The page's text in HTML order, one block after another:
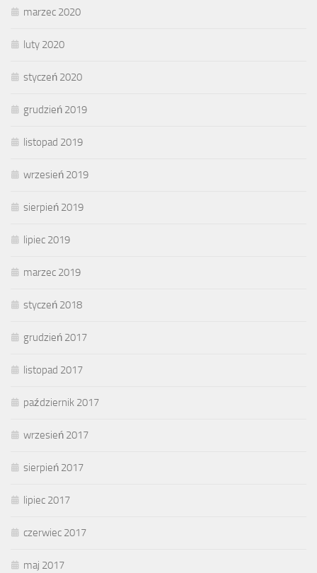
marzec 2020
luty 2020
styczeń 2020
grudzień 2019
listopad 2019
wrzesień 2019
sierpień 2019
lipiec 2019
marzec 2019
styczeń 2018
grudzień 2017
listopad 2017
październik 2017
wrzesień 2017
sierpień 2017
lipiec 2017
czerwiec 2017
maj 2017